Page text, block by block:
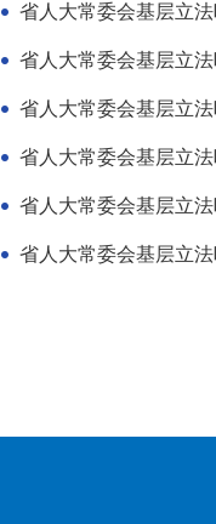
省人大常委会基层立
省人大常委会基层立
省人大常委会基层立
省人大常委会基层立
省人大常委会基层立
省人大常委会基层立